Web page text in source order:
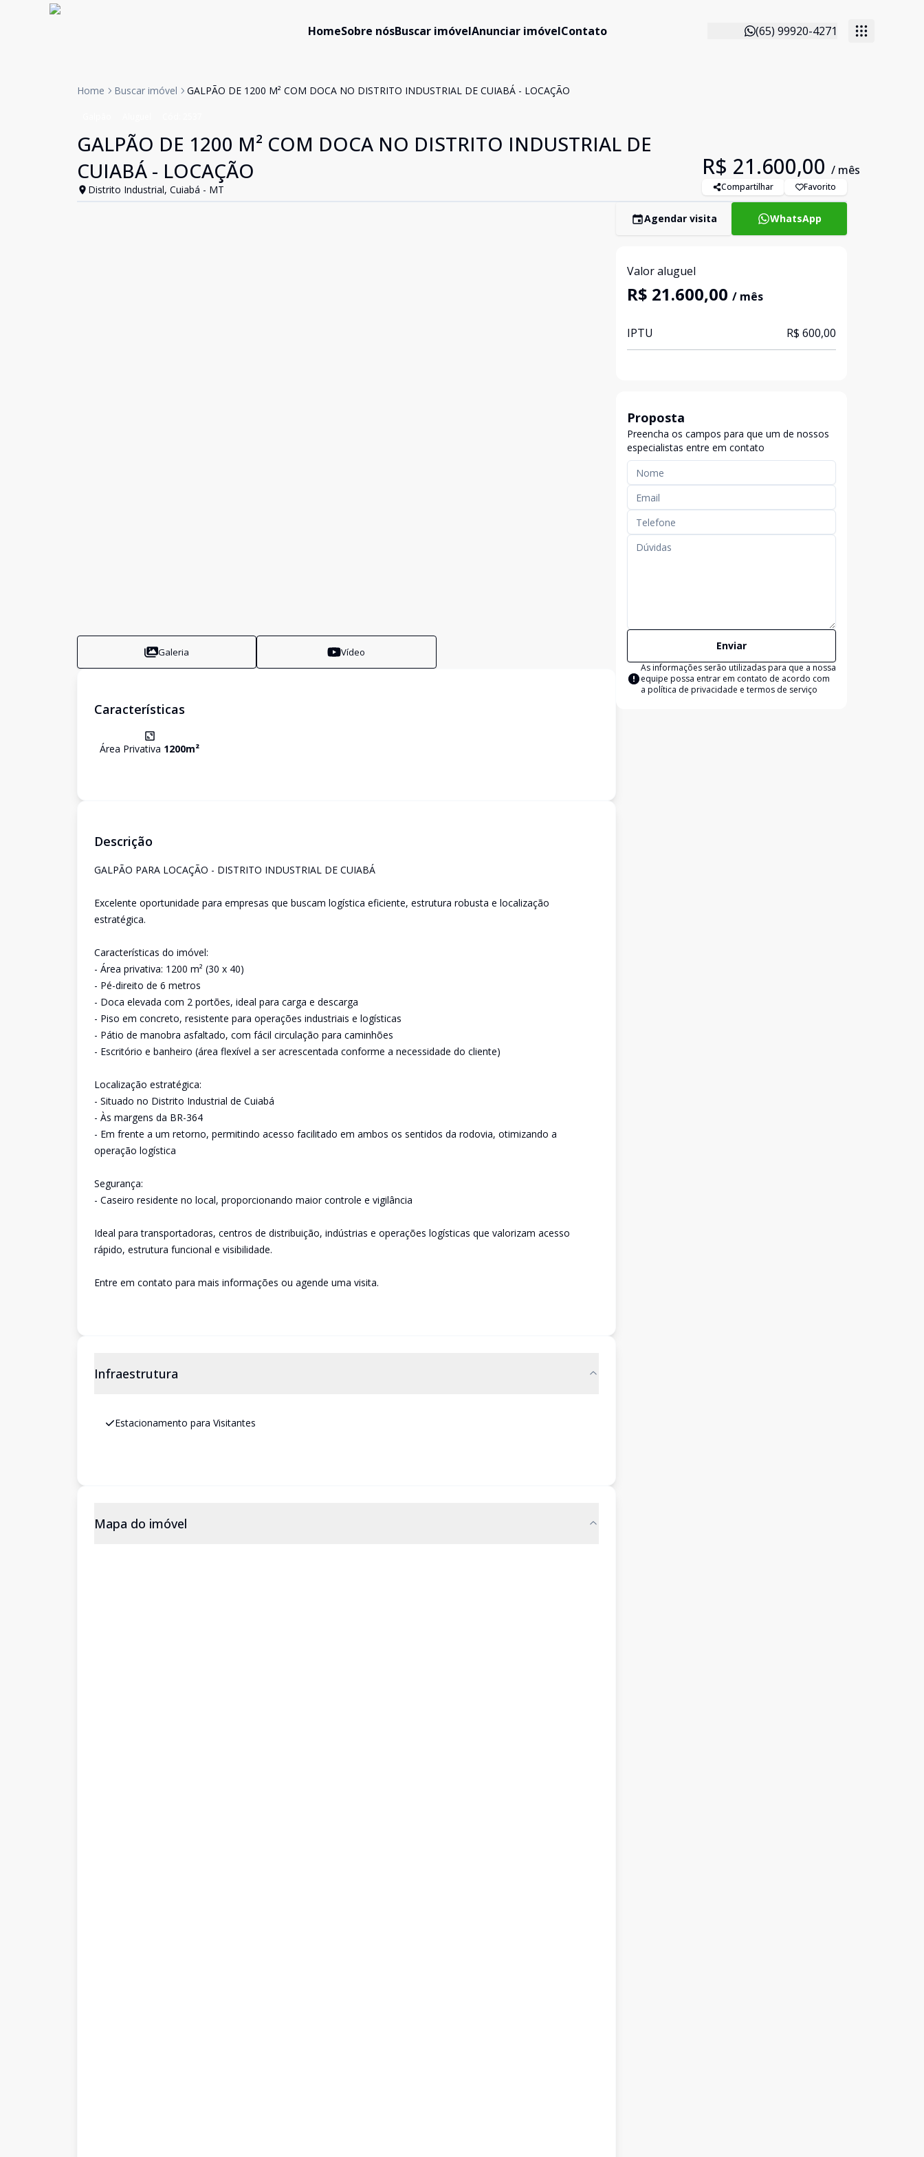
HomeSobre nósBuscar imóvelAnunciar imóvelContato (65) 99920-4271
Home Buscar imóvel GALPÃO DE 1200 M² COM DOCA NO DISTRITO INDUSTRIAL DE CUIABÁ - LOCAÇÃO
GALPÃO DE 1200 M² COM DOCA NO DISTRITO INDUSTRIAL DE
CUIABÁ - LOCAÇÃO
Distrito Industrial, Cuiabá - MT
R$ 21.600,00 / mês
Compartilhar Favorito
Galeria Vídeo
Características
Área Privativa 1200m²
Descrição
GALPÃO PARA LOCAÇÃO - DISTRITO INDUSTRIAL DE CUIABÁ
Excelente oportunidade para empresas que buscam logística eficiente, estrutura robusta e localização
estratégica.
Características do imóvel:
- Área privativa: 1200 m² (30 x 40)
- Pé-direito de 6 metros
- Doca elevada com 2 portões, ideal para carga e descarga
- Piso em concreto, resistente para operações industriais e logísticas
- Pátio de manobra asfaltado, com fácil circulação para caminhões
- Escritório e banheiro (área flexível a ser acrescentada conforme a necessidade do cliente)
Localização estratégica:
- Situado no Distrito Industrial de Cuiabá
- Às margens da BR-364
- Em frente a um retorno, permitindo acesso facilitado em ambos os sentidos da rodovia, otimizando a
operação logística
Segurança:
- Caseiro residente no local, proporcionando maior controle e vigilância
Ideal para transportadoras, centros de distribuição, indústrias e operações logísticas que valorizam acesso
rápido, estrutura funcional e visibilidade.
Entre em contato para mais informações ou agende uma visita.
Infraestrutura
Estacionamento para Visitantes
Mapa do imóvel
Agendar visita WhatsApp
Valor aluguel
R$ 21.600,00 / mês
IPTU R$ 600,00
Proposta
Preencha os campos para que um de nossos
especialistas entre em contato
Enviar
As informações serão utilizadas para que a nossa
equipe possa entrar em contato de acordo com
a política de privacidade e termos de serviço